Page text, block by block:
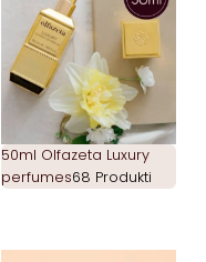
50ml Olfazeta Luxury
perfumes68 Produkti